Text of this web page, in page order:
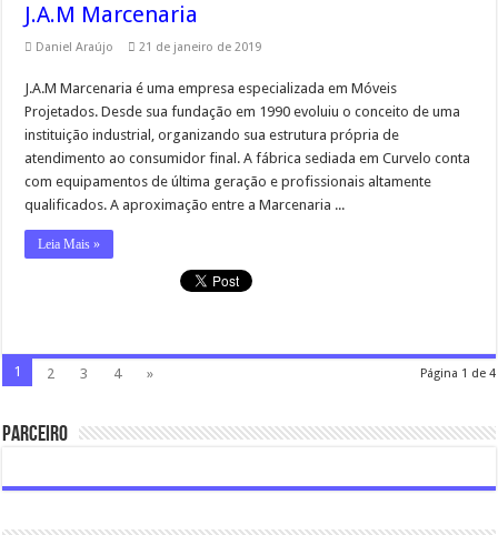
J.A.M Marcenaria
Daniel Araújo 21 de janeiro de 2019
J.A.M Marcenaria é uma empresa especializada em Móveis
Projetados. Desde sua fundação em 1990 evoluiu o conceito de uma
instituição industrial, organizando sua estrutura própria de
atendimento ao consumidor final. A fábrica sediada em Curvelo conta
com equipamentos de última geração e profissionais altamente
qualificados. A aproximação entre a Marcenaria ...
Leia Mais »
Página 1 de 4
1 2 3 4 »
Parceiro